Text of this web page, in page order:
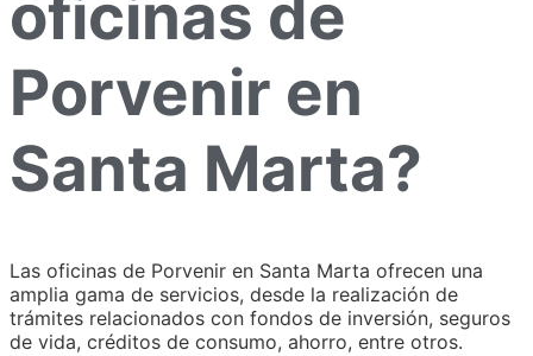
oficinas de
Porvenir en
Santa Marta?
Las oficinas de Porvenir en Santa Marta ofrecen una
amplia gama de servicios, desde la realización de
trámites relacionados con fondos de inversión, seguros
de vida, créditos de consumo, ahorro, entre otros.